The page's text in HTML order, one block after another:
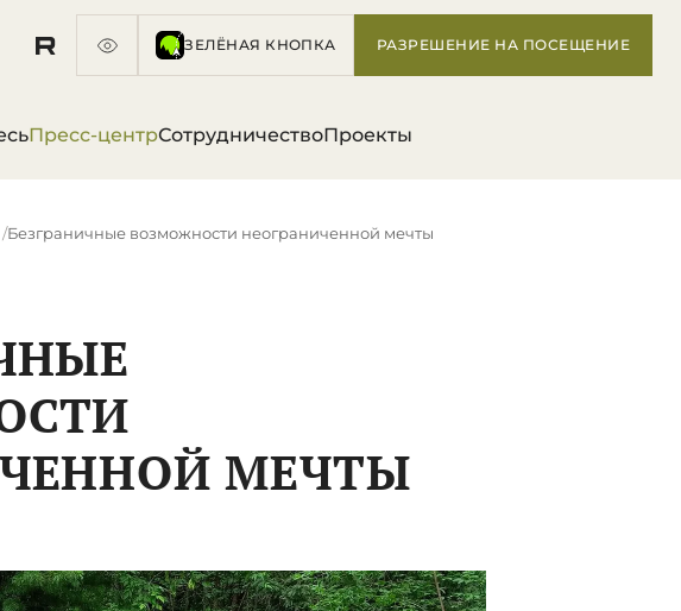
ЗЕЛЁНАЯ КНОПКА РАЗРЕШЕНИЕ НА ПОСЕЩЕНИЕ
Пресс-центрСотрудничествоПроекты
​Безграничные возможности неограниченной мечты
МЕЧТЫ